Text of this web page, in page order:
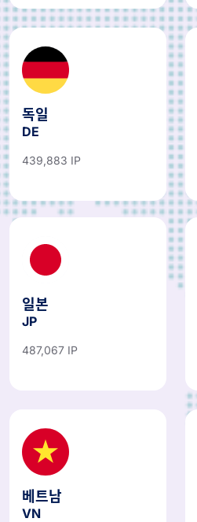
독일
DE
439,883 IP
일본
JP
487,067 IP
베트남
VN